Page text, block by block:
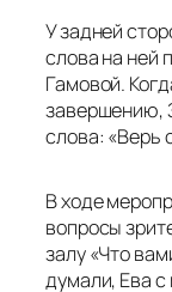
У задней
слова на ней
Гамовой.
завершению,
слова: «Верь
В ходе
вопросы
залу «Что
думали, Ева